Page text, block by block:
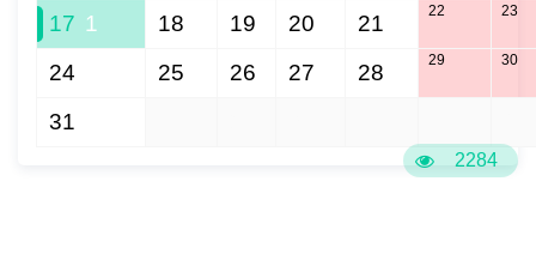
2284
17 1 18 19 20 21 22 23
24 25 26 27 28 29 30
31